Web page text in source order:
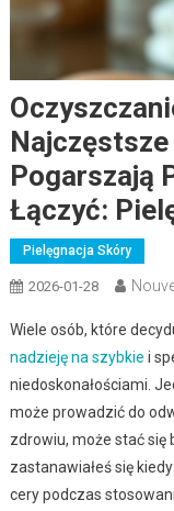
Najczęstsze
Pogarszają
Łączyć:
Pielęgnacja Skóry
2026-01-28
Wiele osób, które
nadzieję na szybkie i
niedoskonałościami.
może prowadzić do
zdrowiu, może stać się
zastanawiałeś się
cery podczas